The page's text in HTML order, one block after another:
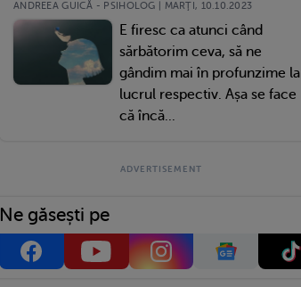
ANDREEA GUICĂ - PSIHOLOG | MARŢI, 10.10.2023
E firesc ca atunci când
sărbătorim ceva, să ne
gândim mai în profunzime la
lucrul respectiv. Așa se face
că încă...
Ne găsești pe